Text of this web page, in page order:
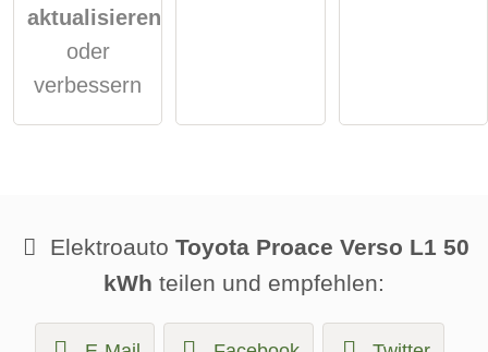
aktualisieren
oder
verbessern
Elektroauto Toyota Proace Verso L1 50
kWh teilen und empfehlen: